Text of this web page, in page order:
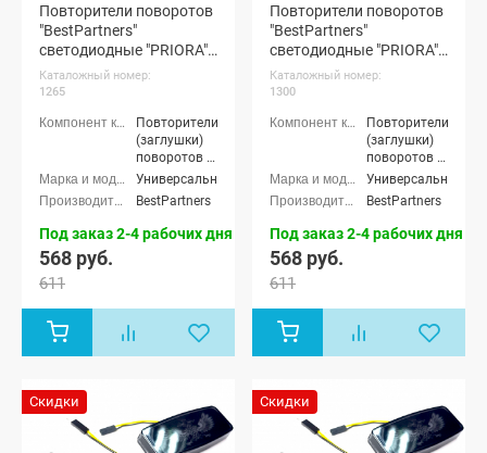
Повторители поворотов
"BestPartners"
светодиодные "PRIORA"
(белые) (pg1265)
Каталожный номер:
1265
Повторители
(заглушки)
поворотов в
крылья
Универсальные
BestPartners
Под заказ 2-4 рабочих дня
568 руб.
611
Повторители поворотов
"BestPartners"
светодиодные "PRIORA"
(желтые) (pg1300)
Каталожный номер:
1300
Повторители
(заглушки)
поворотов в
крылья
Универсальные
BestPartners
Под заказ 2-4 рабочих дня
568 руб.
611
Скидки Скидки